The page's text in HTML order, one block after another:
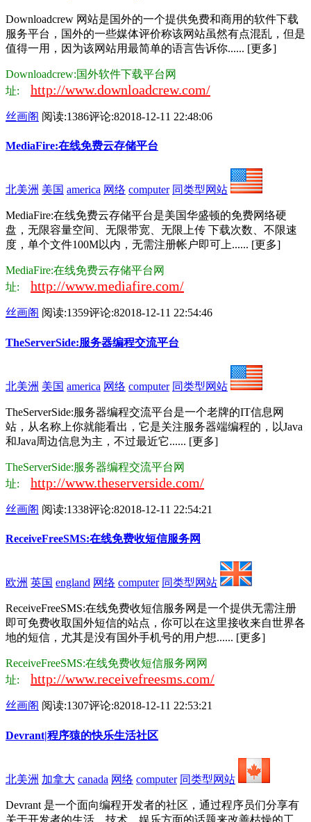
Downloadcrew 网站是国外的一个提供免费和商用的软件下载
服务平台，国外的一些媒体评价称该网站虽然有点混乱，但是
值得一用，因为该网站用最简单的语言告诉你...... [更多]
Downloadcrew:国外软件下载平台网
址: http://www.downloadcrew.com/
丝画阁 阅读:1386评论:82018-12-11 22:48:06
MediaFire:在线免费云存储平台
北美洲 美国 america 网络 computer 同类型网站
MediaFire:在线免费云存储平台是美国华盛顿的免费网络硬
盘，无限容量空间、无限带宽、无限上传 下载次数、不限速
度，单个文件100M以内，无需注册帐户即可上...... [更多]
MediaFire:在线免费云存储平台网
址: http://www.mediafire.com/
丝画阁 阅读:1359评论:82018-12-11 22:54:46
TheServerSide:服务器编程交流平台
北美洲 美国 america 网络 computer 同类型网站
TheServerSide:服务器编程交流平台是一个老牌的IT信息网
站，从名称上你就能看出，它是关注服务器端编程的，以Java
和Java周边信息为主，不过最近它...... [更多]
TheServerSide:服务器编程交流平台网
址: http://www.theserverside.com/
丝画阁 阅读:1338评论:82018-12-11 22:54:21
ReceiveFreeSMS:在线免费收短信服务网
欧洲 英国 england 网络 computer 同类型网站
ReceiveFreeSMS:在线免费收短信服务网是一个提供无需注册
即可免费收取国外短信的站点，你可以在这里接收来自世界各
地的短信，尤其是没有国外手机号的用户想...... [更多]
ReceiveFreeSMS:在线免费收短信服务网网
址: http://www.receivefreesms.com/
丝画阁 阅读:1307评论:82018-12-11 22:53:21
Devrant|程序猿的快乐生活社区
北美洲 加拿大 canada 网络 computer 同类型网站
Devrant 是一个面向编程开发者的社区，通过程序员们分享有
关于开发者的生活、技术、娱乐方面的话题来改善枯燥的工